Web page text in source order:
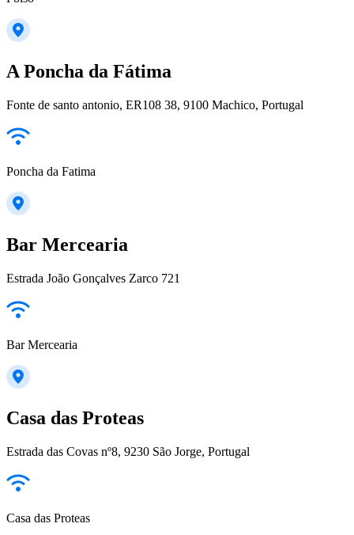
A Poncha da Fátima
Fonte de santo antonio, ER108 38, 9100 Machico, Portugal
Poncha da Fatima
Bar Mercearia
Estrada João Gonçalves Zarco 721
Bar Mercearia
Casa das Proteas
Estrada das Covas nº8, 9230 São Jorge, Portugal
Casa das Proteas